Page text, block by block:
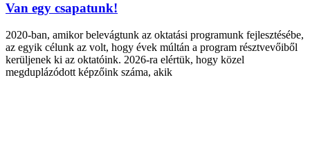
Van egy csapatunk!
2020-ban, amikor belevágtunk az oktatási programunk fejlesztésébe,
az egyik célunk az volt, hogy évek múltán a program résztvevőiből
kerüljenek ki az oktatóink. 2026-ra elértük, hogy közel
megduplázódott képzőink száma, akik